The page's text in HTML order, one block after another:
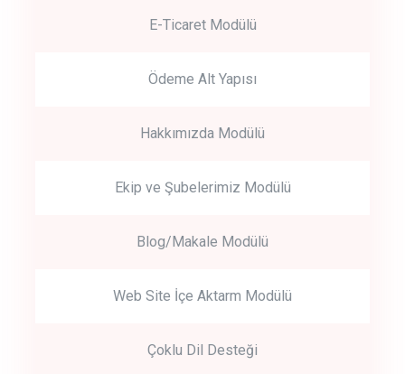
E-Ticaret Modülü
Ödeme Alt Yapısı
Hakkımızda Modülü
Ekip ve Şubelerimiz Modülü
Blog/Makale Modülü
Web Site İçe Aktarm Modülü
Çoklu Dil Desteği